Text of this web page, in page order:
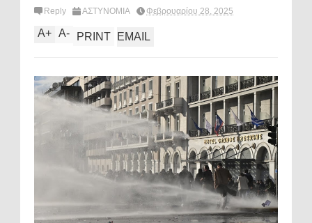
Reply ΑΣΤΥΝΟΜΙΑ Φεβρουαρίου 28, 2025
A+ A- PRINT EMAIL